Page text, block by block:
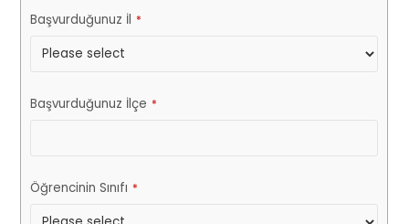
Başvurduğunuz İl *
Başvurduğunuz İlçe *
Öğrencinin Sınıfı *